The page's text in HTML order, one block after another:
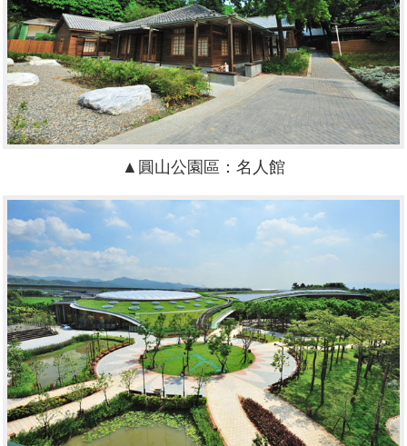
▲圓山公園區：名人館